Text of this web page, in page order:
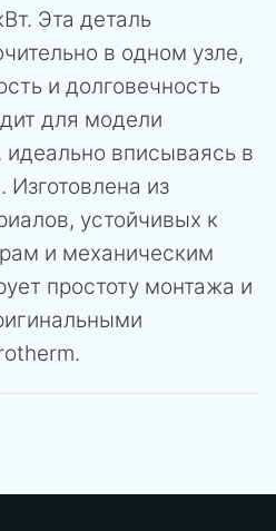
Эта деталь
в одном узле,
и долговечность
для модели
идеально вписываясь в
Изготовлена из
устойчивых к
и механическим
простоту монтажа и